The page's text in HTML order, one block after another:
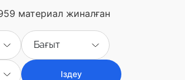
материал жиналған
Бағыт
Іздеу